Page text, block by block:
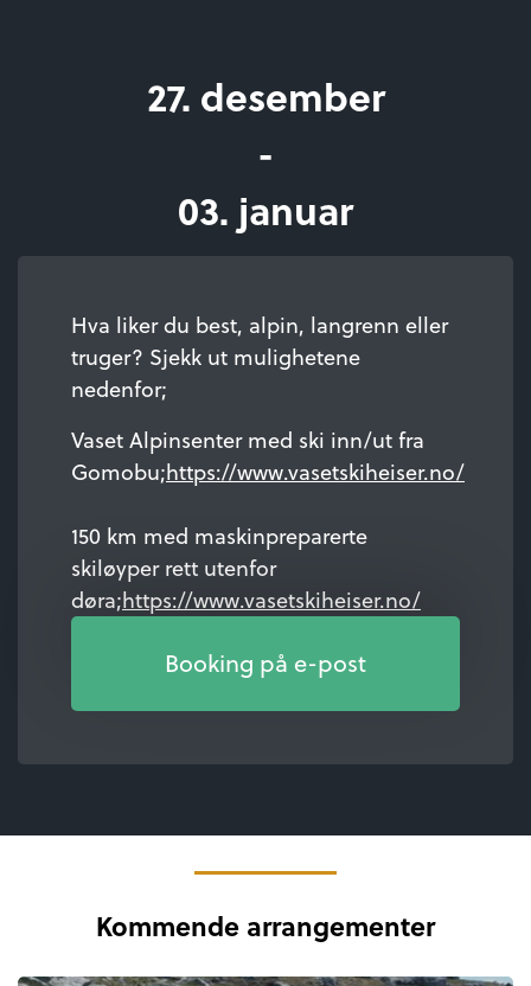
27. desember
-
03. januar
Hva liker du best, alpin, langrenn eller
truger? Sjekk ut mulighetene
nedenfor;
Vaset Alpinsenter med ski inn/ut fra
Gomobu;https://www.vasetskiheiser.no/
150 km med maskinpreparerte
skiløyper rett utenfor
døra;https://www.vasetskiheiser.no/
Booking på e-post
Kommende arrangementer